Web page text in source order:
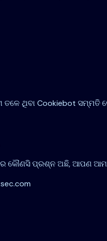
ଥିବା Cookiebot
କୌଣସି ପ୍ରଶ୍ନ ଅଛି, ଆପଣ